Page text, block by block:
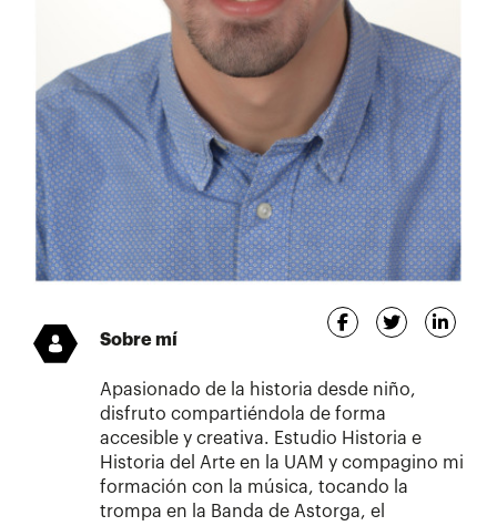
Sobre mí
Apasionado de la historia desde niño,
disfruto compartiéndola de forma
accesible y creativa. Estudio Historia e
Historia del Arte en la UAM y compagino mi
formación con la música, tocando la
trompa en la Banda de Astorga, el